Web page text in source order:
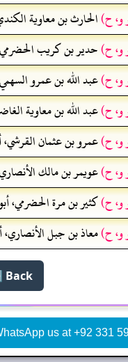
و، ح)الحارث بن معاوية
و، ح)حدير بن كريب الحضرمي،
و، ح)عبد الله بن عمرو
و، ح)عبد الله بن معاوية
و، ح)عمرو بن عثمان
و، ح)عويمر بن مالك
و، ح)كثير بن مرة الحضرمي،
و، ح)معاذ بن جبل الأنصاري،
Back ⬅️
us at +92 331